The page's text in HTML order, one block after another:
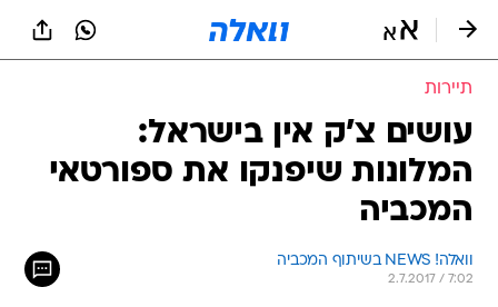
תיירות
עושים צ'ק אין בישראל:
המלונות שיפנקו את ספורטאי
המכביה
וואלה! NEWS בשיתוף המכביה
2.7.2017 / 7:02